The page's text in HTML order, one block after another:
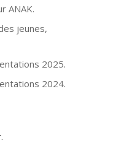
ANAK.
jeunes,
2025.
2024.